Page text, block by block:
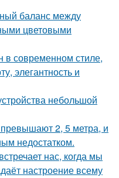
баланс между
цветовыми
в современном стиле,
элегантность и
небольшой
2, 5 метра, и
недостатком.
нас, когда мы
настроение всему